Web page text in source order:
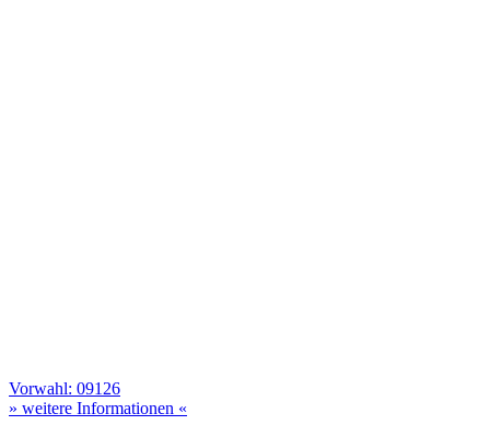
Vorwahl: 09126
» weitere Informationen «